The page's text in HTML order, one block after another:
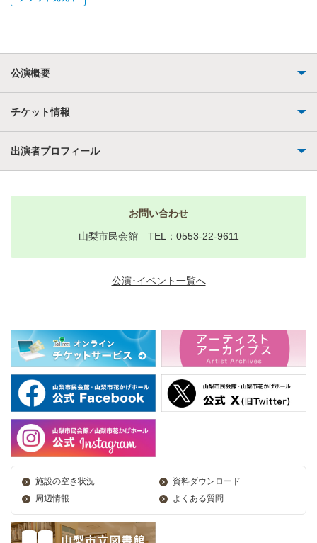
公演概要
チケット情報
出演者プロフィール
お問い合わせ
山梨市民会館 TEL：0553-22-9611
公演･イベント一覧へ
施設の空き状況
資料ダウンロード
周辺情報
よくある質問